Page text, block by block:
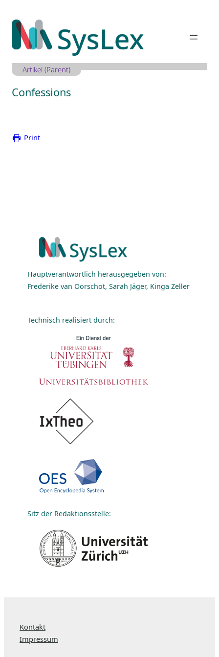
Inhalt
springen
Artikel (Parent)
Confessions
Print
Hauptverantwortlich herausgegeben von:
Frederike van Oorschot, Sarah Jäger, Kinga Zeller
Technisch realisiert durch:
Sitz der Redaktionsstelle:
Kontakt
Impressum